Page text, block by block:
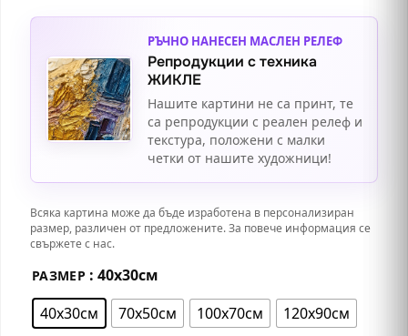
РЪЧНО НАНЕСЕН МАСЛЕН РЕЛЕФ
Репродукции с техника
ЖИКЛЕ
Нашите картини не са принт, те
са репродукции с реален релеф и
текстура, положени с малки
четки от нашите художници!
Всяка картина може да бъде изработена в персонализиран
размер, различен от предложените. За повече информация се
свържете с нас.
РАЗМЕР : 40х30см
40х30см
70х50см 100х70см 120х90см